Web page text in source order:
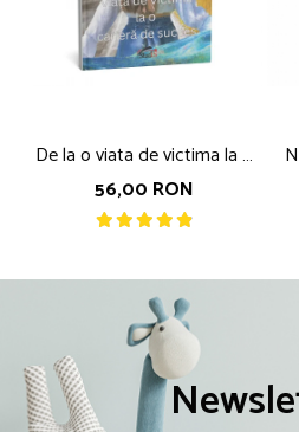
De la o viata de victima la o
cariera de succes, autor
Nicoleta Fotau-Ababei
56,00 RON